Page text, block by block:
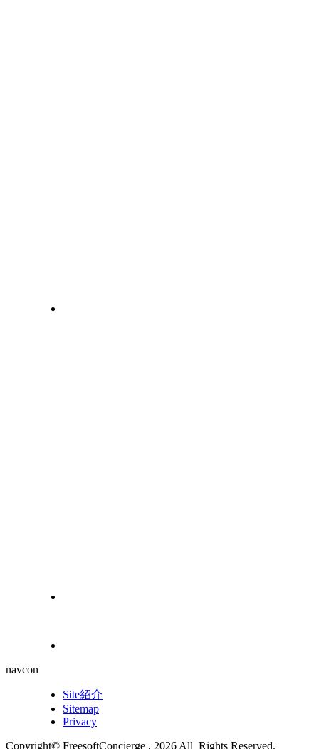
navcon
Site紹介
Sitemap
Privacy
Copyright© FreesoftConcierge , 2026 All Rights Reserved.